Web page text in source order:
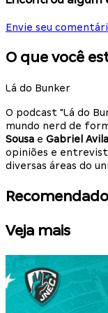
Envie seu
O que você
Lá do Bunker
O podcast "Lá do
mundo nerd de
Sousa e Gabriel Avila
opiniões e
diversas áreas do
Veja mais